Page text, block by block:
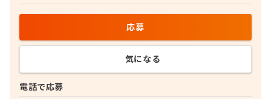
電話で応募
応募
気になる